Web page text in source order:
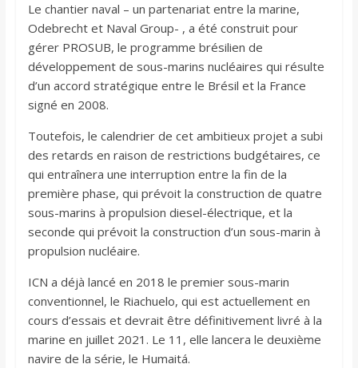
Le chantier naval – un partenariat entre la marine,
Odebrecht et Naval Group- , a été construit pour
gérer PROSUB, le programme brésilien de
développement de sous-marins nucléaires qui résulte
d’un accord stratégique entre le Brésil et la France
signé en 2008.
Toutefois, le calendrier de cet ambitieux projet a subi
des retards en raison de restrictions budgétaires, ce
qui entraînera une interruption entre la fin de la
première phase, qui prévoit la construction de quatre
sous-marins à propulsion diesel-électrique, et la
seconde qui prévoit la construction d’un sous-marin à
propulsion nucléaire.
ICN a déjà lancé en 2018 le premier sous-marin
conventionnel, le Riachuelo, qui est actuellement en
cours d’essais et devrait être définitivement livré à la
marine en juillet 2021. Le 11, elle lancera le deuxième
navire de la série, le Humaitá.